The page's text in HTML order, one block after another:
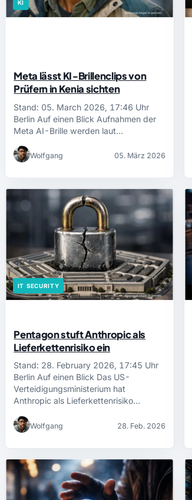
KI
Meta lässt KI‑Brillenclips von
Prüfern in Kenia sichten
Stand: 05. March 2026, 17:46 Uhr
Berlin Auf einen Blick Aufnahmen der
Meta AI-Brille werden laut…
Wolfgang 05. März 2026
IT SECURITY
Pentagon stuft Anthropic als
Lieferkettenrisiko ein
Stand: 28. February 2026, 17:45 Uhr
Berlin Auf einen Blick Das US-
Verteidigungsministerium hat
Anthropic als Lieferkettenrisiko…
Wolfgang 28. Feb. 2026